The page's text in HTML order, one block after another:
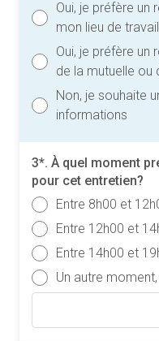
Oui, je préfère un
mon lieu de travail
Oui, je préfère un
de la mutuelle ou
Non, je souhaite
informations
3*. À quel moment
pour cet entretien?
Entre 8h00 et
Entre 12h00 et
Entre 14h00 et
Un autre